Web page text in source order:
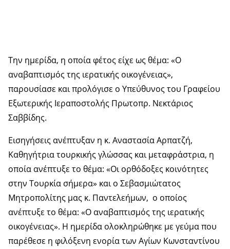
Την ημερίδα, η οποία φέτος είχε ως θέμα: «Ο
αναβαπτισμός της ιερατικής οικογένειας»,
παρουσίασε και προλόγισε ο Υπεύθυνος του Γραφείου
Εξωτερικής Ιεραποστολής Πρωτοπρ. Νεκτάριος
Σαββίδης.
Εισηγήσεις ανέπτυξαν η κ. Αναστασία Αρπατζή,
Καθηγήτρια τουρκικής γλώσσας και μεταφράστρια, η
οποία ανέπτυξε το θέμα: «Οι ορθόδοξες κοινότητες
στην Τουρκία σήμερα» και ο Σεβασμιώτατος
Μητροπολίτης μας κ. Παντελεήμων, ο οποίος
ανέπτυξε το θέμα: «Ο αναβαπτισμός της ιερατικής
οικογένειας». Η ημερίδα ολοκληρώθηκε με γεύμα που
παρέθεσε η φιλόξενη ενορία των Αγίων Κωνσταντίνου